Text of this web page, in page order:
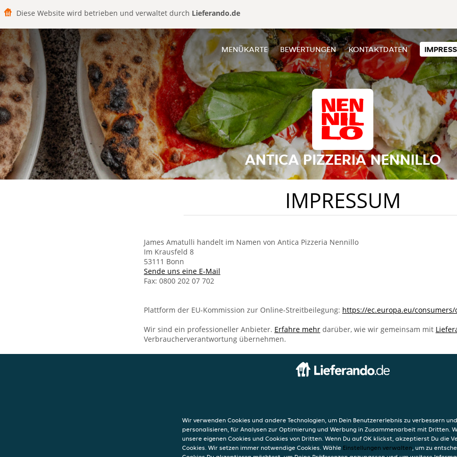
Diese Website wird betrieben und verwaltet durch Lieferando.de
MENÜKARTE BEWERTUNGEN KONTAKTDATEN
ANTICA PIZZERIA NENNILLO
IMPRESSUM
James Amatulli handelt im Namen von Antica Pizzeria Nennillo
Im Krausfeld 8
53111 Bonn
Sende uns eine E-Mail
Fax: 0800 202 07 702
Plattform der EU-Kommission zur Online-Streitbeilegung: https://ec.europa.eu/
Wir sind ein professioneller Anbieter. Erfahre mehr darüber, wie wir gemeinsam mit
Verbraucherverantwortung übernehmen.
Im Krausfeld 8
53111 Bonn
Wir verwenden Cookies und andere Technologien, um Dein Benutzererlebnis zu verbessern
personalisieren, für Analysen zur Optimierung und Werbung in Zusammenarbeit mit Dritten.
unsere eigenen Cookies und Cookies von Dritten. Wenn Du auf OK klickst, akzeptierst Du die
Cookies. Wir setzen immer notwendige Cookies. Wähle Einstellungen verwalten, um zu